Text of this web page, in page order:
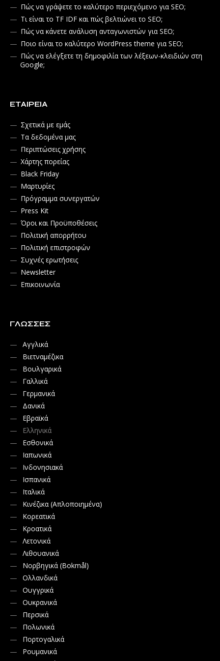
Πώς να γράψετε το καλύτερο περιεχόμενο για SEO;
Τι είναι το TF IDF και πώς βελτιώνει το SEO;
Πώς να κάνετε ανάλυση ανταγωνιστών για SEO;
Ποιο είναι το καλύτερο WordPress theme για SEO;
Πώς να ελέγξετε τη δημοφιλία των λέξεων-κλειδιών στη
Google;
ΕΤΑΙΡΕΊΑ
Σχετικά με εμάς
Τα δεδομένα μας
Περιπτώσεις χρήσης
Χάρτης πορείας
Black Friday
Μαρτυρίες
Πρόγραμμα συνεργατών
Press Kit
Όροι και Προϋποθέσεις
Πολιτική απορρήτου
Πολιτική επιστροφών
Συχνές ερωτήσεις
Newsletter
Επικοινωνία
ΓΛΏΣΣΕΣ
Αγγλικά
Βιετναμέζικα
Βουλγαρικά
Γαλλικά
Γερμανικά
Δανικά
Εβραϊκά
Ελληνικά
Εσθονικά
Ιαπωνικά
Ινδονησιακά
Ισπανικά
Ιταλικά
Κινέζικα (Απλοποιημένα)
Κορεατικά
Κροατικά
Λετονικά
Λιθουανικά
Νορβηγικά (Bokmål)
Ολλανδικά
Ουγγρικά
Ουκρανικά
Περσικά
Πολωνικά
Πορτογαλικά
Ρουμανικά